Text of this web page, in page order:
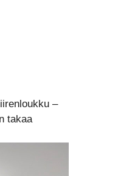
–
takaa